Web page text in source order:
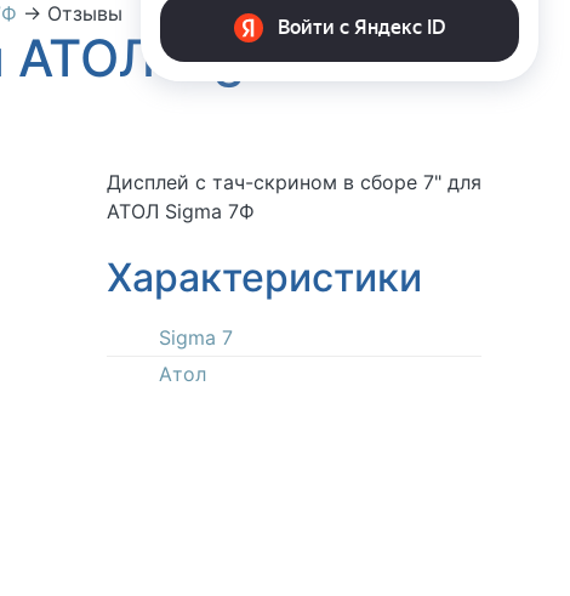
→ Отзывы
АТОЛ Sigma
Дисплей с тач-скрином в сборе 7" для
АТОЛ Sigma 7Ф
Характеристики
Sigma 7
Атол